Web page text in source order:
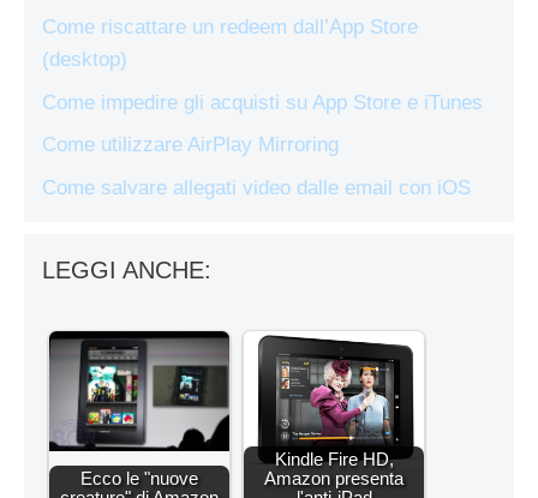
Come riscattare un redeem dall’App Store
(desktop)
Come impedire gli acquisti su App Store e iTunes
Come utilizzare AirPlay Mirroring
Come salvare allegati video dalle email con iOS
LEGGI ANCHE:
Ecco le "nuove
Kindle Fire HD,
Amazon presenta